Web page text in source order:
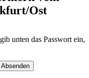
Ost
unten das Passwort ein,